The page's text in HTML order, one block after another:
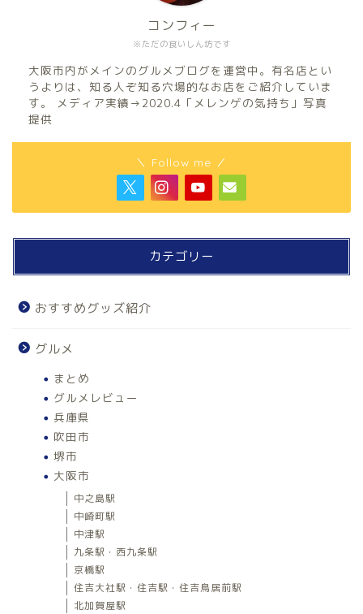
※ただの食いしん坊です
コンフィー
大阪市内がメインのグルメブログを運営中。有名店とい
うよりは、知る人ぞ知る穴場的なお店をご紹介していま
す。 メディア実績→2020.4「メレンゲの気持ち」写真
提供
＼ Follow me ／
カテゴリー
おすすめグッズ紹介
グルメ
まとめ
グルメレビュー
兵庫県
吹田市
堺市
大阪市
中之島駅
中崎町駅
中津駅
九条駅・西九条駅
京橋駅
住吉大社駅・住吉駅・住吉鳥居前駅
北加賀屋駅